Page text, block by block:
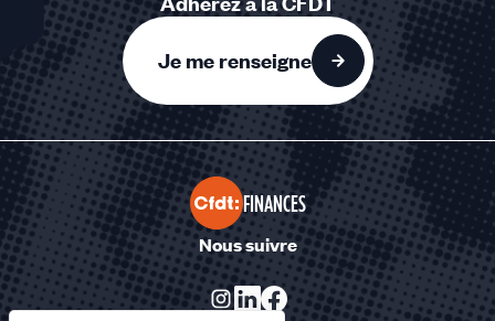
Je me renseigne
FINANCES
Nous suivre